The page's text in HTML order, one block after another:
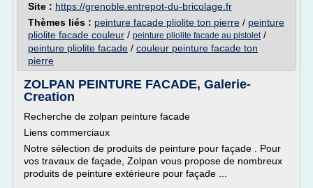
Site : https://grenoble.entrepot-du-bricolage.fr
Thèmes liés : peinture facade pliolite ton pierre / peinture
pliolite facade couleur / peinture pliolite facade au pistolet/
peinture pliolite facade / couleur peinture facade ton
pierre
ZOLPAN PEINTURE FACADE, Galerie-
Creation
Recherche de zolpan peinture facade
Liens commerciaux
Notre sélection de produits de peinture pour façade . Pour
vos travaux de façade, Zolpan vous propose de nombreux
produits de peinture extérieure pour façade ...